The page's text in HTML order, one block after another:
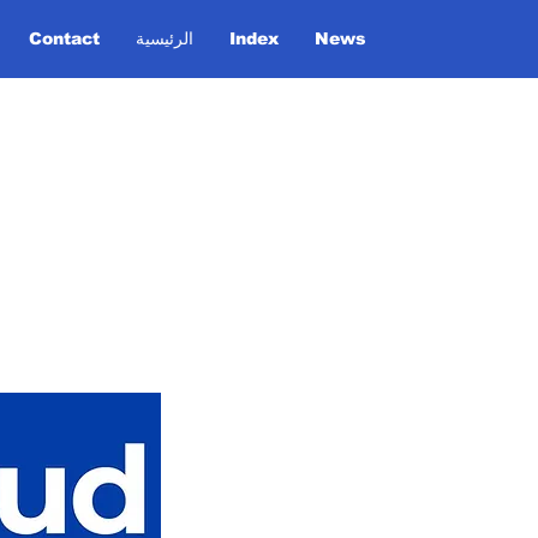
Contact الرئيسية Index News